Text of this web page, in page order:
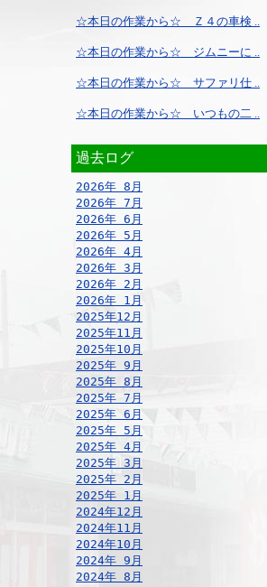
☆本日の作業から☆ Ｚ４の車検 ..
☆本日の作業から☆ ジムニーに ..
☆本日の作業から☆ サファリ仕 ..
☆本日の作業から☆ いつもの二 ..
過去ログ
2026年 8月
2026年 7月
2026年 6月
2026年 5月
2026年 4月
2026年 3月
2026年 2月
2026年 1月
2025年12月
2025年11月
2025年10月
2025年 9月
2025年 8月
2025年 7月
2025年 6月
2025年 5月
2025年 4月
2025年 3月
2025年 2月
2025年 1月
2024年12月
2024年11月
2024年10月
2024年 9月
2024年 8月